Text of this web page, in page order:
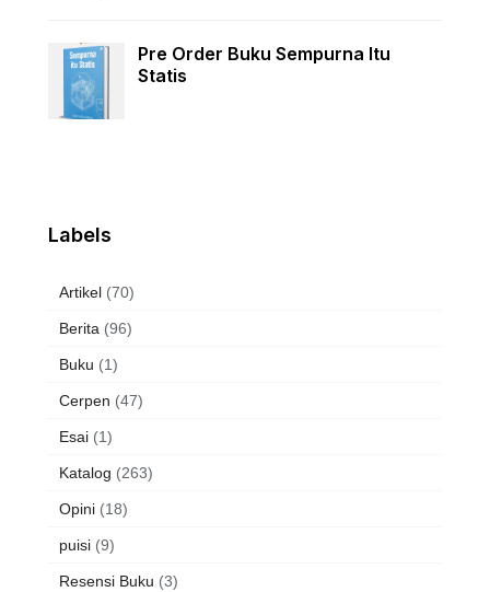
Pre Order Buku Sempurna Itu
Statis
Labels
Artikel (70)
Berita (96)
Buku (1)
Cerpen (47)
Esai (1)
Katalog (263)
Opini (18)
puisi (9)
Resensi Buku (3)